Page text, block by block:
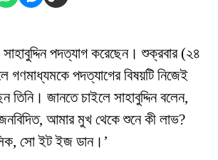
সাহাবুদ্দিন পদত্যাগ করেছেন। শুক্রবার (২৪
গণমাধ্যমকে পদত্যাগের বিষয়টি নিজেই
তিনি। জানতে চাইলে সাহাবুদ্দিন বলেন,
আমার মুখ থেকে শুনে কী লাভ?
সো ইট ইজ ডান।’